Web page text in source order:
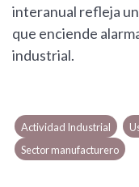
interanual refleja
que enciende
industrial.
Actividad Industrial
Sector manufacturero